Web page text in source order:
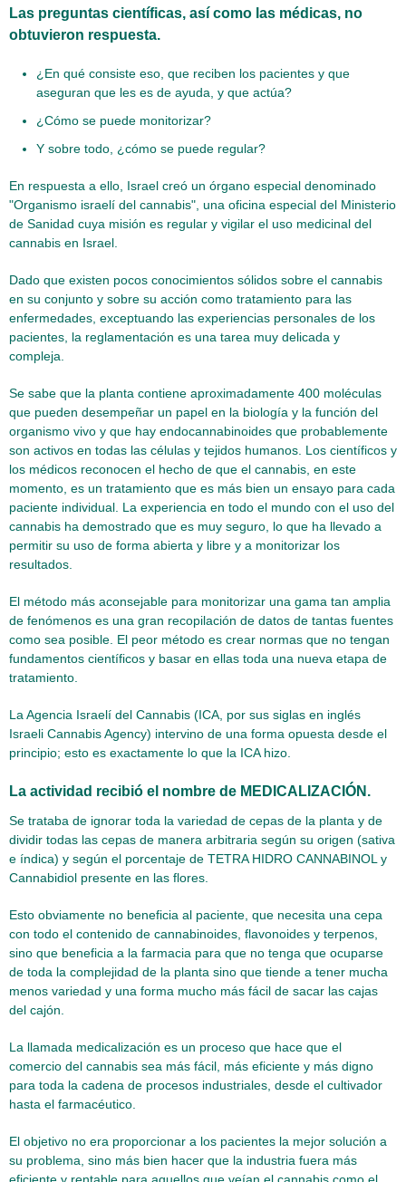
Las preguntas científicas, así como las médicas, no
obtuvieron respuesta.
¿En qué consiste eso, que reciben los pacientes y que
aseguran que les es de ayuda, y que actúa?
¿Cómo se puede monitorizar?
Y sobre todo, ¿cómo se puede regular?
En respuesta a ello, Israel creó un órgano especial denominado
"Organismo israelí del cannabis", una oficina especial del Ministerio
de Sanidad cuya misión es regular y vigilar el uso medicinal del
cannabis en Israel.
Dado que existen pocos conocimientos sólidos sobre el cannabis
en su conjunto y sobre su acción como tratamiento para las
enfermedades, exceptuando las experiencias personales de los
pacientes, la reglamentación es una tarea muy delicada y
compleja.
Se sabe que la planta contiene aproximadamente 400 moléculas
que pueden desempeñar un papel en la biología y la función del
organismo vivo y que hay endocannabinoides que probablemente
son activos en todas las células y tejidos humanos. Los científicos y
los médicos reconocen el hecho de que el cannabis, en este
momento, es un tratamiento que es más bien un ensayo para cada
paciente individual. La experiencia en todo el mundo con el uso del
cannabis ha demostrado que es muy seguro, lo que ha llevado a
permitir su uso de forma abierta y libre y a monitorizar los
resultados.
El método más aconsejable para monitorizar una gama tan amplia
de fenómenos es una gran recopilación de datos de tantas fuentes
como sea posible. El peor método es crear normas que no tengan
fundamentos científicos y basar en ellas toda una nueva etapa de
tratamiento.
La Agencia Israelí del Cannabis (ICA, por sus siglas en inglés
Israeli Cannabis Agency) intervino de una forma opuesta desde el
principio; esto es exactamente lo que la ICA hizo.
La actividad recibió el nombre de MEDICALIZACIÓN.
Se trataba de ignorar toda la variedad de cepas de la planta y de
dividir todas las cepas de manera arbitraria según su origen (sativa
e índica) y según el porcentaje de TETRA HIDRO CANNABINOL y
Cannabidiol presente en las flores.
Esto obviamente no beneficia al paciente, que necesita una cepa
con todo el contenido de cannabinoides, flavonoides y terpenos,
sino que beneficia a la farmacia para que no tenga que ocuparse
de toda la complejidad de la planta sino que tiende a tener mucha
menos variedad y una forma mucho más fácil de sacar las cajas
del cajón.
La llamada medicalización es un proceso que hace que el
comercio del cannabis sea más fácil, más eficiente y más digno
para toda la cadena de procesos industriales, desde el cultivador
hasta el farmacéutico.
El objetivo no era proporcionar a los pacientes la mejor solución a
su problema, sino más bien hacer que la industria fuera más